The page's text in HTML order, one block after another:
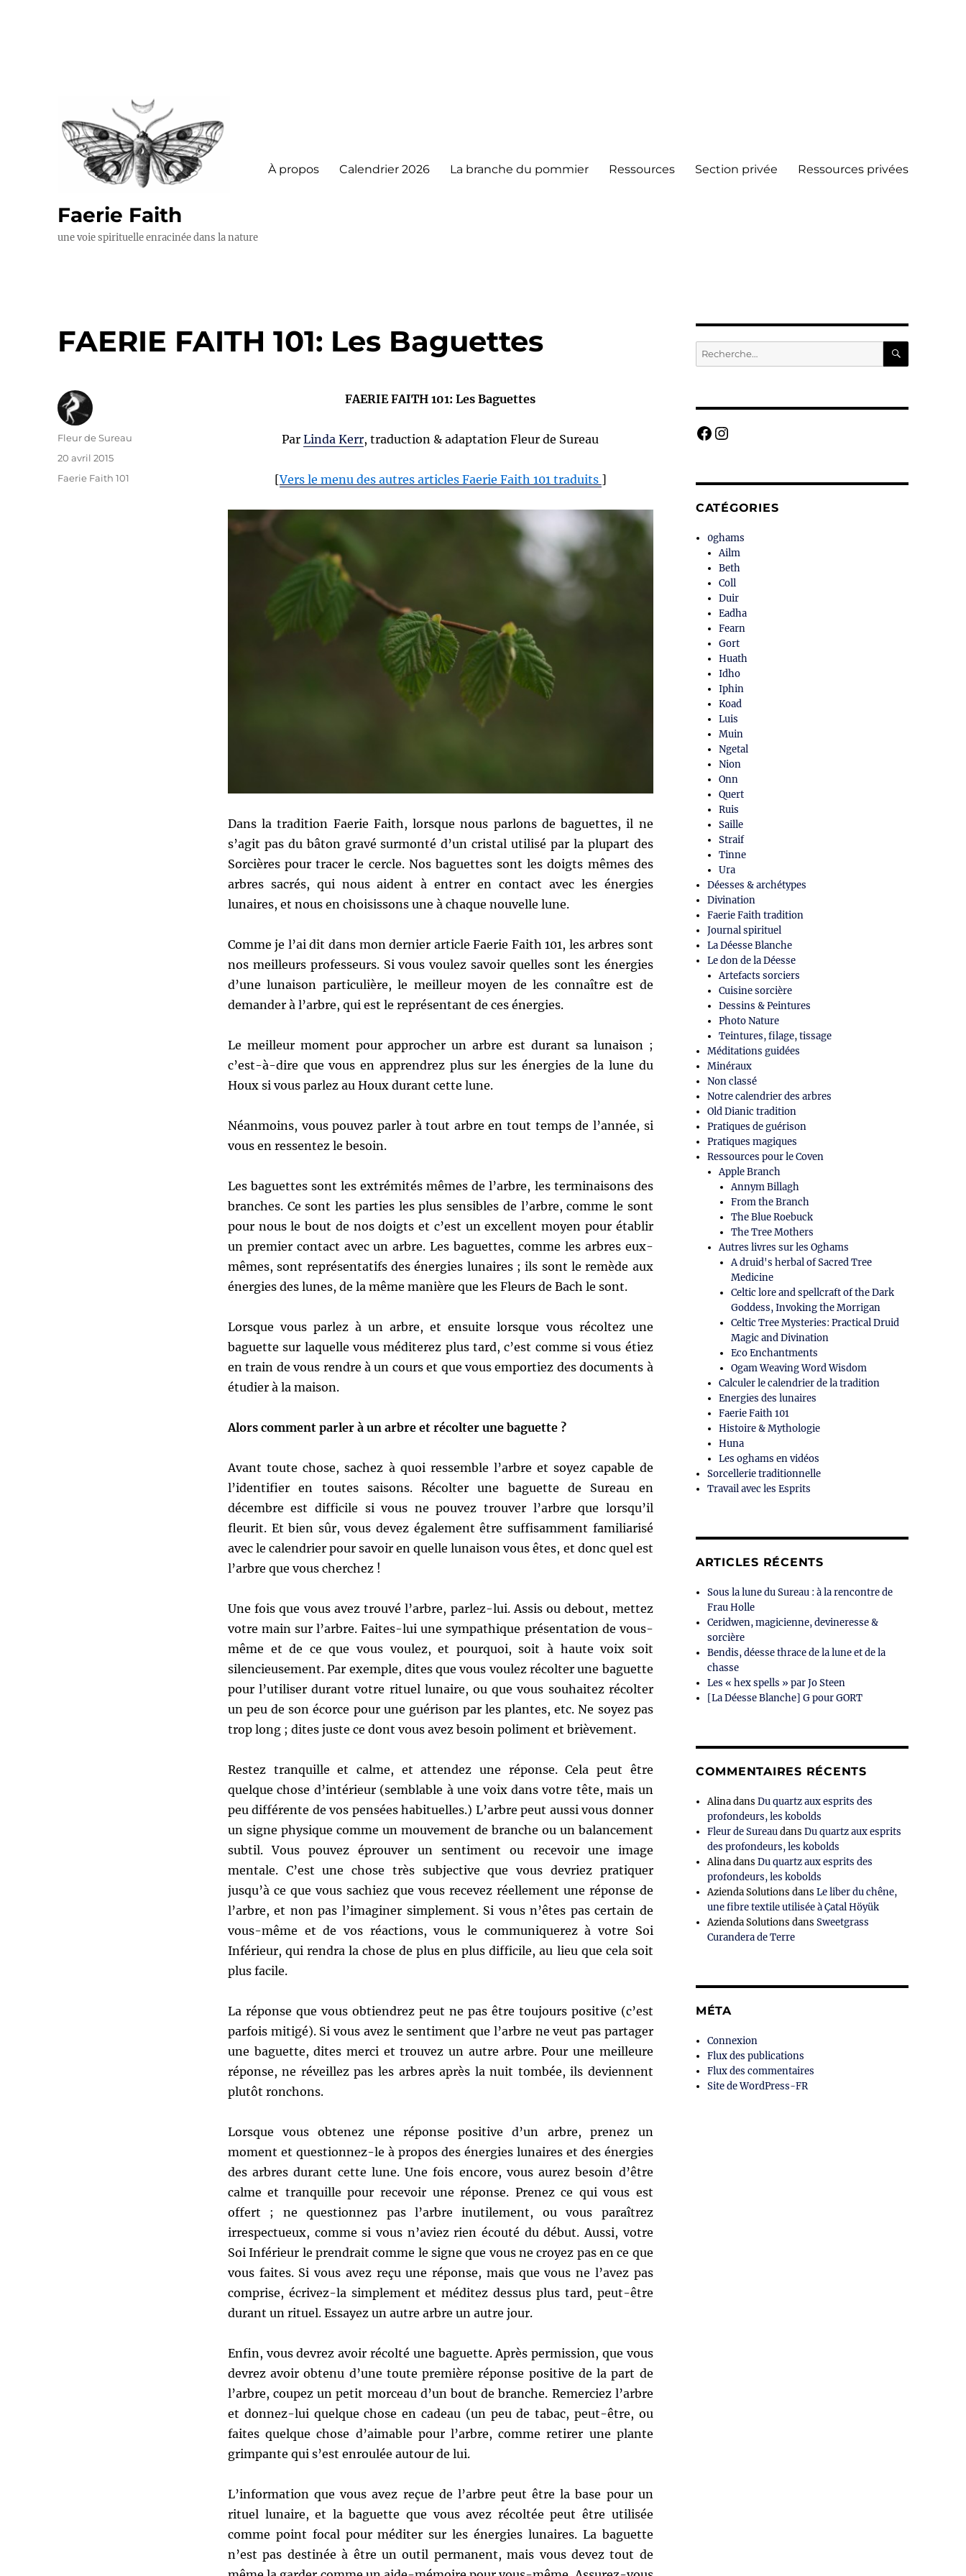
Faerie Faith
une voie spirituelle enracinée dans la nature
À propos Calendrier 2026 La branche du pommier Ressources Section privée Ressources privées
FAERIE FAITH 101: Les Baguettes
FAERIE FAITH 101: Les Baguettes
ParLinda Kerr, traduction & adaptation Fleur de Sureau
[Vers le menu des autres articles Faerie Faith 101 traduits ]
Dans la tradition Faerie Faith, lorsque nous parlons de baguettes, il ne
s’agit pas du bâton gravé surmonté d’un cristal utilisé par la plupart des
Sorcières pour tracer le cercle. Nos baguettes sont les doigts mêmes des
arbres sacrés, qui nous aident à entrer en contact avec les énergies
lunaires, et nous en choisissons une à chaque nouvelle lune.
Comme je l’ai dit dans mon dernier article Faerie Faith 101, les arbres sont
nos meilleurs professeurs. Si vous voulez savoir quelles sont les énergies
d’une lunaison particulière, le meilleur moyen de les connaître est de
demander à l’arbre, qui est le représentant de ces énergies.
Le meilleur moment pour approcher un arbre est durant sa lunaison ;
c’est-à-dire que vous en apprendrez plus sur les énergies de la lune du
Houx si vous parlez au Houx durant cette lune.
Néanmoins, vous pouvez parler à tout arbre en tout temps de l’année, si
vous en ressentez le besoin.
Les baguettes sont les extrémités mêmes de l’arbre, les terminaisons des
branches. Ce sont les parties les plus sensibles de l’arbre, comme le sont
pour nous le bout de nos doigts et c’est un excellent moyen pour établir
un premier contact avec un arbre. Les baguettes, comme les arbres eux-
mêmes, sont représentatifs des énergies lunaires ; ils sont le remède aux
énergies des lunes, de la même manière que les Fleurs de Bach le sont.
Lorsque vous parlez à un arbre, et ensuite lorsque vous récoltez une
baguette sur laquelle vous méditerez plus tard, c’est comme si vous étiez
en train de vous rendre à un cours et que vous emportiez des documents à
étudier à la maison.
Alors comment parler à un arbre et récolter une baguette ?
Avant toute chose, sachez à quoi ressemble l’arbre et soyez capable de
l’identifier en toutes saisons. Récolter une baguette de Sureau en
décembre est difficile si vous ne pouvez trouver l’arbre que lorsqu’il
fleurit. Et bien sûr, vous devez également être suffisamment familiarisé
avec le calendrier pour savoir en quelle lunaison vous êtes, et donc quel est
l’arbre que vous cherchez !
Une fois que vous avez trouvé l’arbre, parlez-lui. Assis ou debout, mettez
votre main sur l’arbre. Faites-lui une sympathique présentation de vous-
même et de ce que vous voulez, et pourquoi, soit à haute voix soit
silencieusement. Par exemple, dites que vous voulez récolter une baguette
pour l’utiliser durant votre rituel lunaire, ou que vous souhaitez récolter
un peu de son écorce pour une guérison par les plantes, etc. Ne soyez pas
trop long ; dites juste ce dont vous avez besoin poliment et brièvement.
Restez tranquille et calme, et attendez une réponse. Cela peut être
quelque chose d’intérieur (semblable à une voix dans votre tête, mais un
peu différente de vos pensées habituelles.) L’arbre peut aussi vous donner
un signe physique comme un mouvement de branche ou un balancement
subtil. Vous pouvez éprouver un sentiment ou recevoir une image
mentale. C’est une chose très subjective que vous devriez pratiquer
jusqu’à ce que vous sachiez que vous recevez réellement une réponse de
l’arbre, et non pas l’imaginer simplement. Si vous n’êtes pas certain de
vous-même et de vos réactions, vous le communiquerez à votre Soi
Inférieur, qui rendra la chose de plus en plus difficile, au lieu que cela soit
plus facile.
La réponse que vous obtiendrez peut ne pas être toujours positive (c’est
parfois mitigé). Si vous avez le sentiment que l’arbre ne veut pas partager
une baguette, dites merci et trouvez un autre arbre. Pour une meilleure
réponse, ne réveillez pas les arbres après la nuit tombée, ils deviennent
plutôt ronchons.
Lorsque vous obtenez une réponse positive d’un arbre, prenez un
moment et questionnez-le à propos des énergies lunaires et des énergies
des arbres durant cette lune. Une fois encore, vous aurez besoin d’être
calme et tranquille pour recevoir une réponse. Prenez ce qui vous est
offert ; ne questionnez pas l’arbre inutilement, ou vous paraîtrez
irrespectueux, comme si vous n’aviez rien écouté du début. Aussi, votre
Soi Inférieur le prendrait comme le signe que vous ne croyez pas en ce que
vous faites. Si vous avez reçu une réponse, mais que vous ne l’avez pas
comprise, écrivez-la simplement et méditez dessus plus tard, peut-être
durant un rituel. Essayez un autre arbre un autre jour.
Enfin, vous devrez avoir récolté une baguette. Après permission, que vous
devrez avoir obtenu d’une toute première réponse positive de la part de
l’arbre, coupez un petit morceau d’un bout de branche. Remerciez l’arbre
et donnez-lui quelque chose en cadeau (un peu de tabac, peut-être, ou
faites quelque chose d’aimable pour l’arbre, comme retirer une plante
grimpante qui s’est enroulée autour de lui.
L’information que vous avez reçue de l’arbre peut être la base pour un
rituel lunaire, et la baguette que vous avez récoltée peut être utilisée
comme point focal pour méditer sur les énergies lunaires. La baguette
n’est pas destinée à être un outil permanent, mais vous devez tout de
Auteur
Fleur de Sureau
Publié
le
20 avril 2015
Catégories
Faerie Faith 101
Recherche
pour :
Facebook
Instagram
CATÉGORIES
0ghams
Ailm
Beth
Coll
Duir
Eadha
Fearn
Gort
Huath
Idho
Iphin
Koad
Luis
Muin
Ngetal
Nion
Onn
Quert
Ruis
Saille
Straif
Tinne
Ura
Déesses & archétypes
Divination
Faerie Faith tradition
Journal spirituel
La Déesse Blanche
Le don de la Déesse
Artefacts sorciers
Cuisine sorcière
Dessins & Peintures
Photo Nature
Teintures, filage, tissage
Méditations guidées
Minéraux
Non classé
Notre calendrier des arbres
Old Dianic tradition
Pratiques de guérison
Pratiques magiques
Ressources pour le Coven
Apple Branch
Annym Billagh
From the Branch
The Blue Roebuck
The Tree Mothers
Autres livres sur les Oghams
A druid's herbal of Sacred Tree
Medicine
Celtic lore and spellcraft of the Dark
Goddess, Invoking the Morrigan
Celtic Tree Mysteries: Practical Druid
Magic and Divination
Eco Enchantments
Ogam Weaving Word Wisdom
Calculer le calendrier de la tradition
Energies des lunaires
Faerie Faith 101
Histoire & Mythologie
Huna
Les oghams en vidéos
Sorcellerie traditionnelle
Travail avec les Esprits
ARTICLES RÉCENTS
Sous la lune du Sureau : à la rencontre de
Frau Holle
Ceridwen, magicienne, devineresse &
sorcière
Bendis, déesse thrace de la lune et de la
chasse
Les « hex spells » par Jo Steen
[La Déesse Blanche] G pour GORT
COMMENTAIRES RÉCENTS
AlinadansDu quartz aux esprits des
profondeurs, les kobolds
Fleur de SureaudansDu quartz aux esprits
des profondeurs, les kobolds
AlinadansDu quartz aux esprits des
profondeurs, les kobolds
Azienda Solutions dansLe liber du chêne,
une fibre textile utilisée à Çatal Höyük
Azienda Solutions dansSweetgrass
Curandera de Terre
MÉTA
Connexion
Flux des publications
Flux des commentaires
Site de WordPress-FR